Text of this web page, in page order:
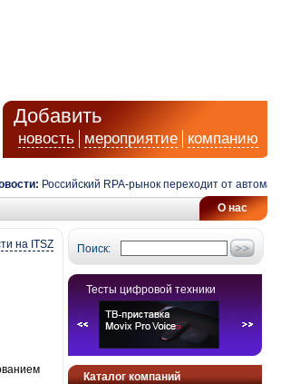
Добавить
новость мероприятие компанию
Российский RPA-рынок переходит от
О нас
Поиск:
Тесты цифровой техники
Каталог компаний
на ITSZ